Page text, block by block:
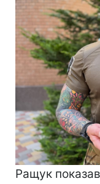
Ращук